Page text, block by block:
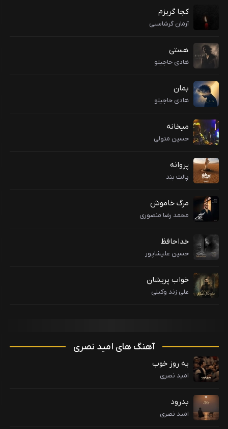
کجا گریزم
آرمان گرشاسبی
هستی
هادی حاجیلو
بمان
هادی حاجیلو
میخانه
حسین متولی
پروانه
پالت بند
مرگ خاموش
محمد رضا منصوری
خداحافظ
حسین علیشاپور
خواب پریشان
علی زند وکیلی
آهنگ های امید نصری
یه روز خوب
امید نصری
بدرود
امید نصری